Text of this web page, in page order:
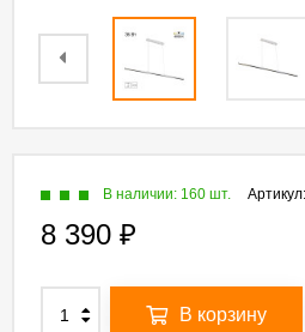
Артикул:
В наличии: 160 шт.
8 390 ₽
В корзину